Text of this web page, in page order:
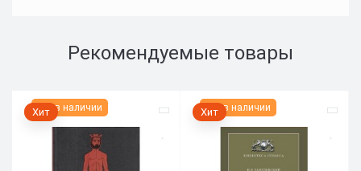
Рекомендуемые товары
Нет в наличии
Хит Нет в наличии
Хит